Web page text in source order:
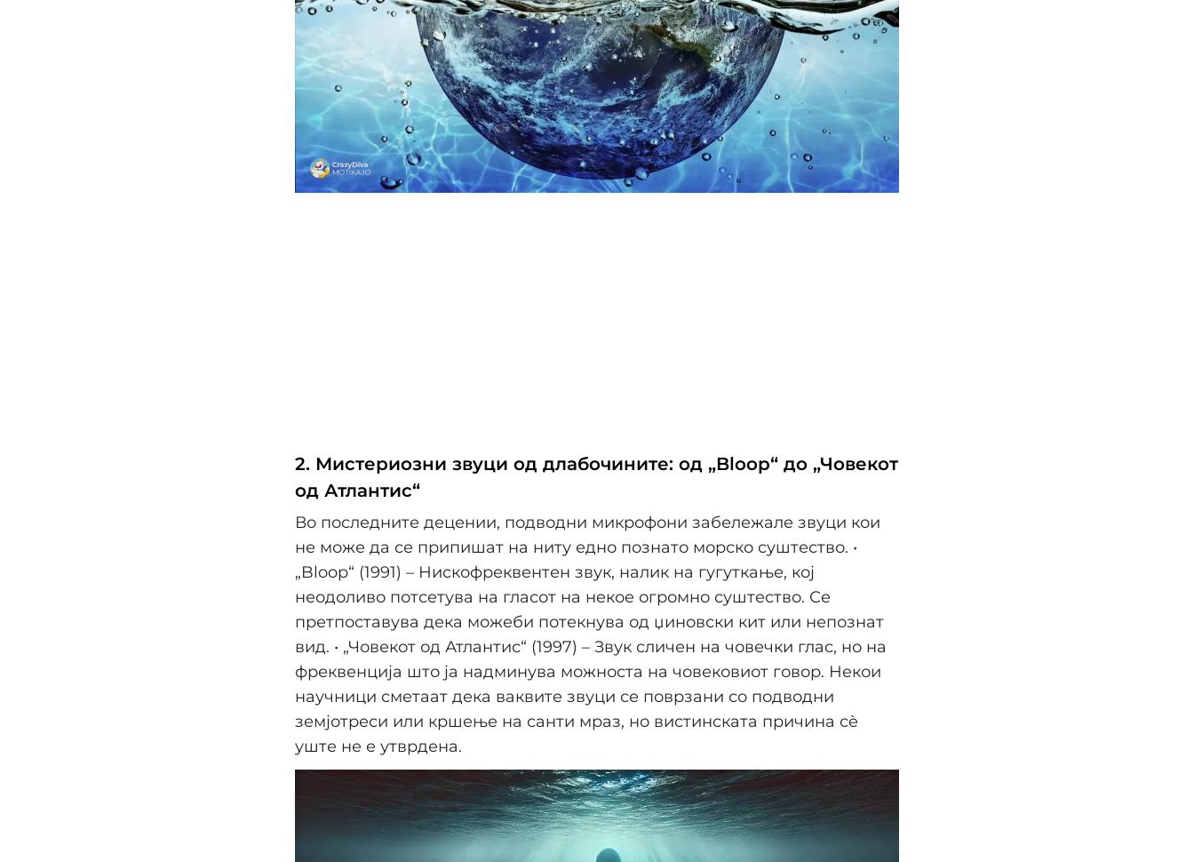
2. Мистериозни звуци од длабочините: од „Bloop“ до „Човекот
од Атлантис“
Во последните децении, подводни микрофони забележале звуци кои
не може да се припишат на ниту едно познато морско суштество. •
„Bloop“ (1991) – Нискофреквентен звук, налик на гугуткање, кој
неодоливо потсетува на гласот на некое огромно суштество. Се
претпоставува дека можеби потекнува од џиновски кит или непознат
вид. • „Човекот од Атлантис“ (1997) – Звук сличен на човечки глас, но на
фреквенција што ја надминува можноста на човековиот говор. Некои
научници сметаат дека ваквите звуци се поврзани со подводни
земјотреси или кршење на санти мраз, но вистинската причина сè
уште не е утврдена.